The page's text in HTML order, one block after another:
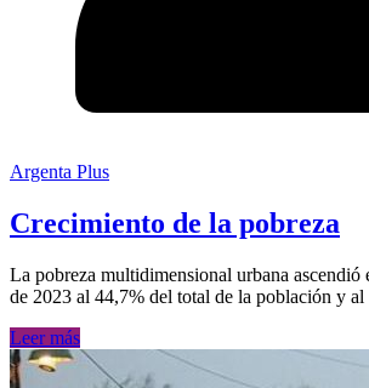
Argenta Plus
Crecimiento de la pobreza
La pobreza multidimensional urbana ascendió
de 2023 al 44,7% del total de la población y al
Leer más